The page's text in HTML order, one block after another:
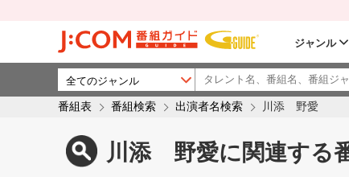
ジャンル
番組表 番組検索 出演者名検索 川添 野愛
川添 野愛に関連する